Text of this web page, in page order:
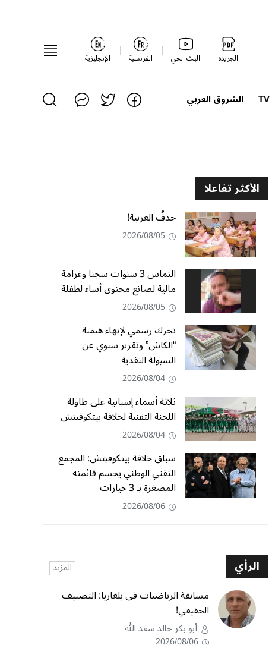
الجريدة البث الحي الفرنسية الإنجليزية
الشروق العربي
الأكثر تفاعلا
حذفُ العربية!
2026/08/05
التماس 3 سنوات سجنا وغرامة
مالية لصانع محتوى أساء لطفلة
2026/08/05
تحرك رسمي لإنهاء هيمنة
“الكاش” وتقرير سنوي عن
السيولة النقدية
2026/08/04
ثلاثة أسماء إسبانية على طاولة
اللجنة التقنية لخلافة بيتكوفيتش
2026/08/04
سباق خلافة بيتكوفيتش: المجمع
التقني الوطني يحسم قائمته
المصغرة بـ 3 خيارات
2026/08/06
الرأي المزيد
مسابقة الرياضيات في بلغاريا: التصنيف
الحقيقي!
أبو بكر خالد سعد الله